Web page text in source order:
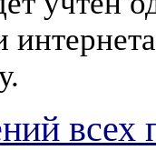
всех